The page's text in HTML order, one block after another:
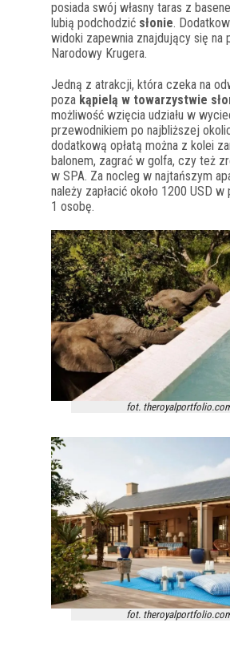
posiada swój własny taras z
lubią podchodzić słonie.
widoki zapewnia znajdujący się na
Narodowy Krugera.
Jedną z atrakcji, która czeka na
poza kąpielą w towarzystwie
możliwość wzięcia udziału w
przewodnikiem po najbliższej
dodatkową opłatą można z kolei
balonem, zagrać w golfa, czy też
w SPA. Za nocleg w najtańszym
należy zapłacić około 1200 USD
1 osobę.
fot.
fot.